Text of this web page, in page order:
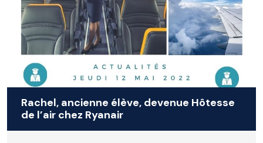
Rachel, ancienne élève, devenue Hôtesse
de l’air chez Ryanair